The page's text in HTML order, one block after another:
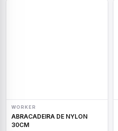
WORKER
ABRACADEIRA DE NYLON
30CM